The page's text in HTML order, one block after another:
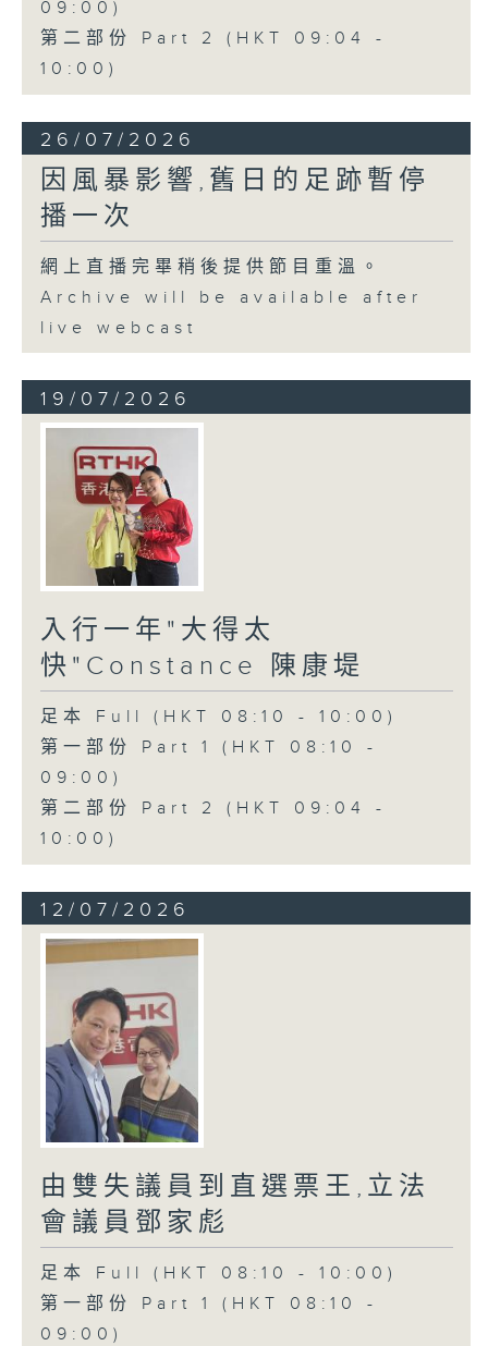
09:00)
第二部份 Part 2 (HKT 09:04 -
10:00)
26/07/2026
因風暴影響,舊日的足跡暫停
播一次
網上直播完畢稍後提供節目重溫。
Archive will be available after
live webcast
19/07/2026
入行一年"大得太
快"Constance 陳康堤
足本 Full (HKT 08:10 - 10:00)
第一部份 Part 1 (HKT 08:10 -
09:00)
第二部份 Part 2 (HKT 09:04 -
10:00)
12/07/2026
由雙失議員到直選票王,立法
會議員鄧家彪
足本 Full (HKT 08:10 - 10:00)
第一部份 Part 1 (HKT 08:10 -
09:00)